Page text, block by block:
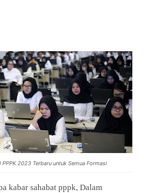
PPPK 2023 Terbaru untuk Semua Formasi
kabar sahabat pppk, Dalam